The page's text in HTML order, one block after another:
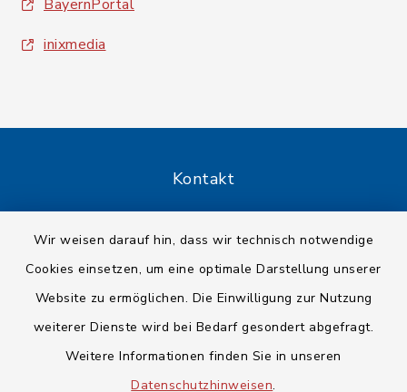
Wir weisen darauf hin, dass wir technisch notwendige
Cookies einsetzen, um eine optimale Darstellung unserer
Website zu ermöglichen. Die Einwilligung zur Nutzung
weiterer Dienste wird bei Bedarf gesondert abgefragt.
Weitere Informationen finden Sie in unseren
Datenschutzhinweisen.
BayernPortal
inixmedia
Kontakt
Datenschutz
Impressum
Sitemap